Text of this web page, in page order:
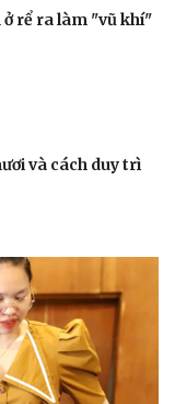
rể ra làm "vũ khí"
và cách duy trì